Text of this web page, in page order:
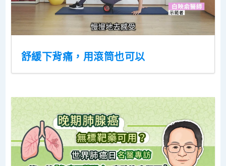
舒緩下背痛，用滾筒也可以